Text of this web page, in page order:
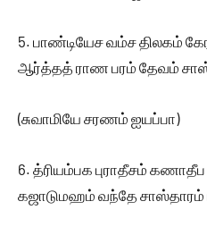
5. பாண்டியேச வம்ச திலகம்
ஆர்த்தத் ராண பரம் தேவம்
(சுவாமியே சரணம் ஐயப்பா)
6. த்ரியம்பக புராதீசம்
கஜாடுமஹம் வந்தே